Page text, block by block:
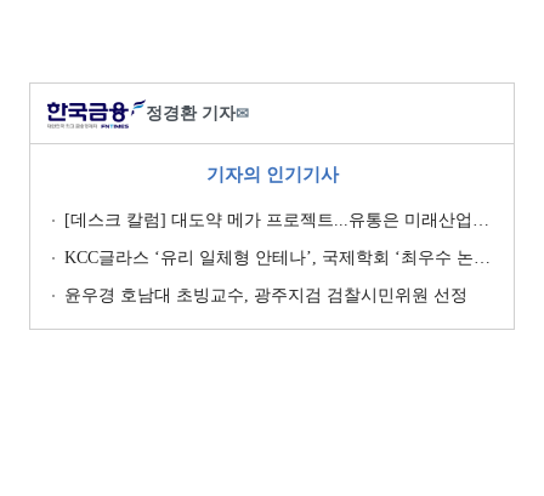
정경환 기자✉
기자의 인기기사
[데스크 칼럼] 대도약 메가 프로젝트...유통은 미래산업이 될 수 없나
KCC글라스 ‘유리 일체형 안테나’, 국제학회 ‘최우수 논문상’
윤우경 호남대 초빙교수, 광주지검 검찰시민위원 선정